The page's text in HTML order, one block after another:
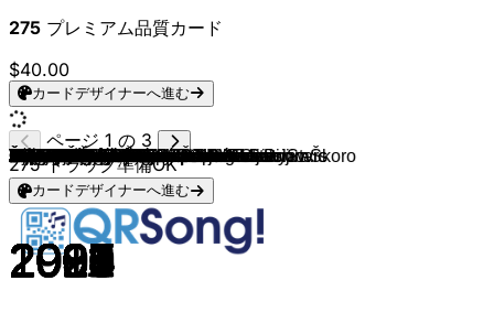
275 プレミアム品質カード
$40.00
カードデザイナーへ進む
Vesna Zmijanac & Dino Merlin
1988
Bijelo Dugme
1988
Bijelo Dugme
1988
Lepa Brena
1990
Lepa Brena
1996
Jala Brat, Buba Corelli & RAF Camora
2017
Parni Valjak
1993
Sasa Matic
2015
Zdravko Čolić
1984
Henny & Breskvica
2022
Halid Bešlić
2003
Halid Bešlić
1987
Aleksandra Prijovic
2016
MC Yankoo & Milica Todorovic
2014
MC Stojan
2018
Rasta
2016
Senidah & RAF Camora
2019
Senidah
2019
Šaban Šaulić
2013
Željko Bebek
1989
Sinan Sakic
1987
Indira Radić & Alen Islamovic
2002
Boban Rajovic
2007
Dara Bubamara & Grand Production
2007
Tanja Savic
2005
Dino Merlin
1989
Seka Aleksić
2003
Mile Kitic
2005
Dara Bubamara
1996
Plavi Orkestar
1986
Jala Brat & Buba Corelli
2016
Grše
2024
Ivan Mandić
2018
Marko Perković Thompson
2002
Marko Perković Thompson & Gosti
1998
Marko Perković Thompson
2020
Dalmatino
2003
Zapresic Boys & Opća Opasnost
2021
Hrvatski Band Aid
1991
Marko Lasić & Nered
2006
Dalmatino
2003
Dalmatino
2001
Loona
2010
Zapresic Boys
2018
Zapresic Boys
2014
Marko Perković Thompson
1996
Marko Perković Thompson
2003
Marko Perković Thompson
1998
Prljavo Kazaliste
1993
Beny Jr
2022
In Vivo & Boyant
2012
Sasa Kovacevic
2015
NCS Slovenia, DJomla KS & LuckyStars
2013
Marko Perković Thompson
2013
Sasa Kovacevic
2016
Sasa Kovacevic
2013
Sasa Kovacevic
2020
Sasa Kovacevic
2016
Mile Kitic
1996
Beny Jr, Morad & K y B
2022
Elitni Odredi
2012
Nedeljko Bajic Baja
2014
Sloba Radanovic
2021
Nedeljko Bajic Baja
2014
Sasa Matic
2015
Emir Djulovic & Aleksandra Bursac
2022
Elitni Odredi
2014
Amar Jašarspahić & Aleksandra Prijiovic
2013
Haris Dzinovic
2010
Severina
2012
Severina
2011
Severina & Ministarke
2014
Učiteljice
2015
Marko Perković Thompson
1998
Marko Perković Thompson
1995
Nedeljko Bajic Baja
2014
Mina & Dzej Ramadanovski
2000
Marko Perković Thompson & Miroslav Škoro
2004
Marko Perković Thompson
2002
Jole
2015
Haris Dzinovic
2011
Sasa Matic
2007
Sergej Ćetković
2022
Aca Lukas & Dragana Mirkovic
2021
Dino Merlin
2000
Nedeljko Bajic Baja
2011
Djani
2010
Darko Lazic
2020
Nedeljko Bajic Baja
2017
Ceca & Sasa Matic
2021
Indira Radić
2003
Milica Todorovic
2013
Mate Bulic
2002
Nedeljko Bajic Baja
2004
Nikolija, Elitni Odredi & Dj Mladja
2016
Tea Tairovic & Šaban Šaulić
2017
Osman Hadzic
2002
Sladja Allegro
2017
Aleksandra Prijovic & Lexington
2021
Boban Rajovic & Kristina Ivanovic
2013
ページ 1 の 3
275トラック準備OK
カードデザイナーへ進む